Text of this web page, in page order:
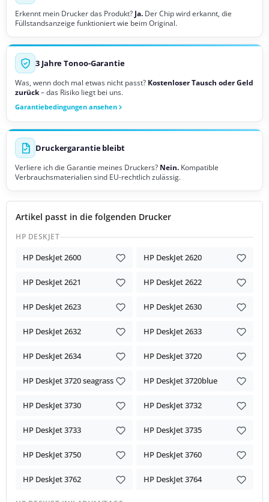
Erkennt mein Drucker das Produkt? Ja. Der Chip wird erkannt, die
Füllstandsanzeige funktioniert wie beim Original.
3 Jahre Tonoo-Garantie
Was, wenn doch mal etwas nicht passt? Kostenloser Tausch oder Geld
zurück– das Risiko liegt bei uns.
Garantiebedingungen ansehen
Druckergarantie bleibt
Verliere ich die Garantie meines Druckers? Nein. Kompatible
Verbrauchsmaterialien sind EU-rechtlich zulässig.
Artikel passt in die folgenden Drucker
HP DESKJET
HP DeskJet 2600 HP DeskJet 2620
HP DeskJet 2621 HP DeskJet 2622
HP DeskJet 2623 HP DeskJet 2630
HP DeskJet 2632 HP DeskJet 2633
HP DeskJet 2634 HP DeskJet 3720
HP DeskJet 3720 seagrass HP DeskJet 3720blue
HP DeskJet 3730 HP DeskJet 3732
HP DeskJet 3733 HP DeskJet 3735
HP DeskJet 3750 HP DeskJet 3760
HP DeskJet 3762 HP DeskJet 3764